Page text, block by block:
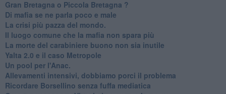
Gran Bretagna o Piccola Bretagna ?
Di mafia se ne parla poco e male
La crisi più pazza del mondo.
Il luogo comune che la mafia non spara più
La morte del carabiniere buono non sia inutile
Yalta 2.0 e il caso Metropole
​Un pool per l'Anac.
Allevamenti intensivi, dobbiamo porci il problema
Ricordare Borsellino senza fuffa mediatica